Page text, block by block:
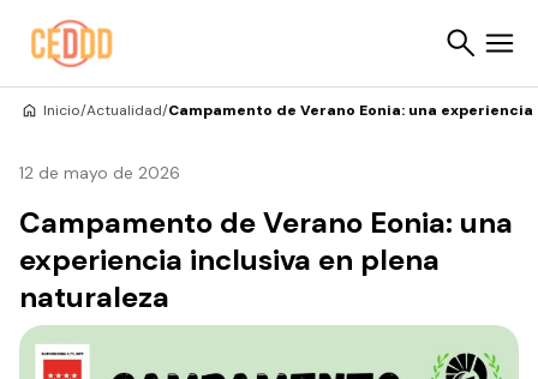
Inicio/Actualidad/Campamento de Verano Eonia: una
12 de mayo de 2026
Campamento de Verano Eonia: una
experiencia inclusiva en plena
naturaleza